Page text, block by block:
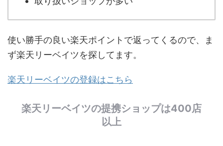
使い勝手の良い楽天ポイントで返ってくるので、ま
ず楽天リーベイツを探してます。
楽天リーベイツの登録はこちら
楽天リーベイツの提携ショップは400店
以上